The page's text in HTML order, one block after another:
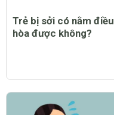
Trẻ bị sởi có nằm điều
hòa được không?